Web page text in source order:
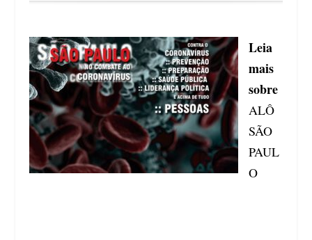
Leia
mais
sobre
ALÔ
SÃO
PAUL
O